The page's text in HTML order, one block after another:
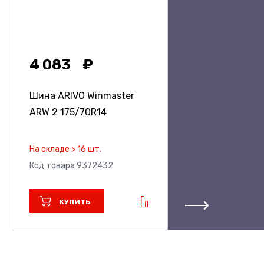
4 083
Шина ARIVO Winmaster
ARW 2 175/70R14
На складе > 16 шт.
Код товара 9372432
КУПИТЬ